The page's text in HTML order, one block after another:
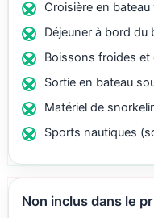
Croisière en
Déjeuner à bord du
Boissons froides et
Sortie en bateau
Matériel de
Sports nautiques
Non inclus dans le